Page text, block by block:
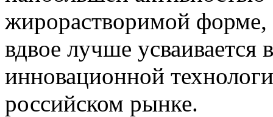
жирорастворимой форме,
вдвое лучше усваивается
инновационной
российском рынке.